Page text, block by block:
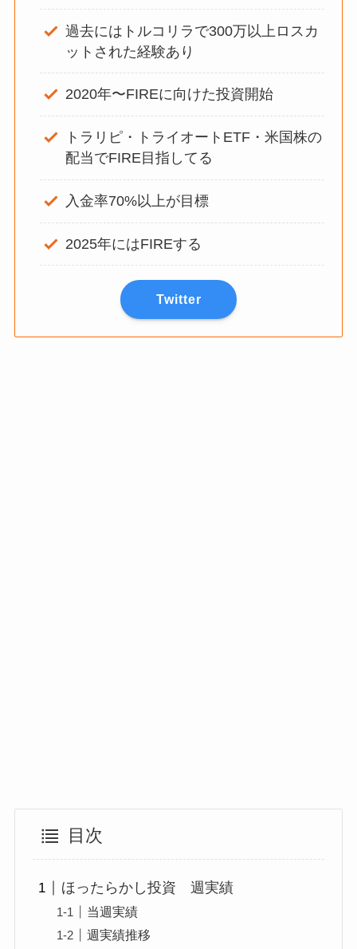
過去にはトルコリラで300万以上ロスカ
ットされた経験あり
2020年〜FIREに向けた投資開始
トラリピ・トライオートETF・米国株の
配当でFIRE目指してる
入金率70%以上が目標
2025年にはFIREする
Twitter
目次
ほったらかし投資 週実績
当週実績
週実績推移